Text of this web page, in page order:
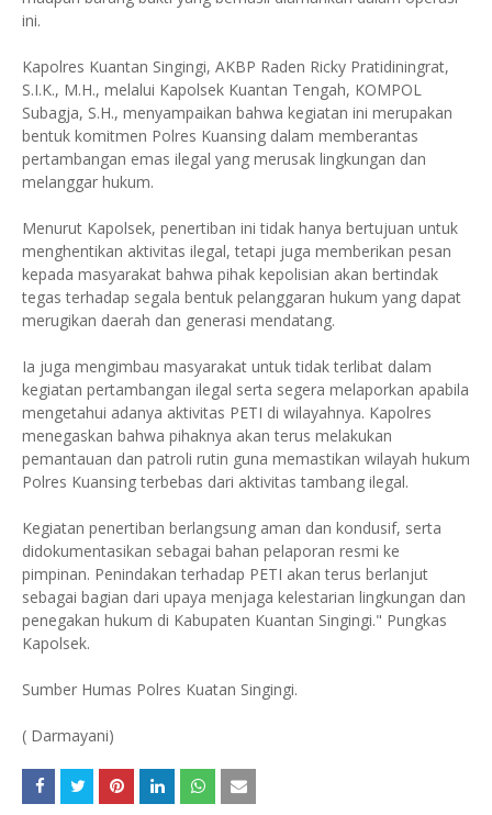
ini.
Kapolres Kuantan Singingi, AKBP Raden Ricky Pratidiningrat,
S.I.K., M.H., melalui Kapolsek Kuantan Tengah, KOMPOL
Subagja, S.H., menyampaikan bahwa kegiatan ini merupakan
bentuk komitmen Polres Kuansing dalam memberantas
pertambangan emas ilegal yang merusak lingkungan dan
melanggar hukum.
Menurut Kapolsek, penertiban ini tidak hanya bertujuan untuk
menghentikan aktivitas ilegal, tetapi juga memberikan pesan
kepada masyarakat bahwa pihak kepolisian akan bertindak
tegas terhadap segala bentuk pelanggaran hukum yang dapat
merugikan daerah dan generasi mendatang.
Ia juga mengimbau masyarakat untuk tidak terlibat dalam
kegiatan pertambangan ilegal serta segera melaporkan apabila
mengetahui adanya aktivitas PETI di wilayahnya. Kapolres
menegaskan bahwa pihaknya akan terus melakukan
pemantauan dan patroli rutin guna memastikan wilayah hukum
Polres Kuansing terbebas dari aktivitas tambang ilegal.
Kegiatan penertiban berlangsung aman dan kondusif, serta
didokumentasikan sebagai bahan pelaporan resmi ke
pimpinan. Penindakan terhadap PETI akan terus berlanjut
sebagai bagian dari upaya menjaga kelestarian lingkungan dan
penegakan hukum di Kabupaten Kuantan Singingi." Pungkas
Kapolsek.
Sumber Humas Polres Kuatan Singingi.
( Darmayani)